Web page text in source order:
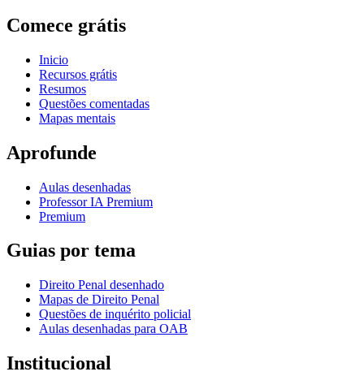
Comece grátis
Inicio
Recursos grátis
Resumos
Questões comentadas
Mapas mentais
Aprofunde
Aulas desenhadas
Professor IA Premium
Premium
Guias por tema
Direito Penal desenhado
Mapas de Direito Penal
Questões de inquérito policial
Aulas desenhadas para OAB
Institucional